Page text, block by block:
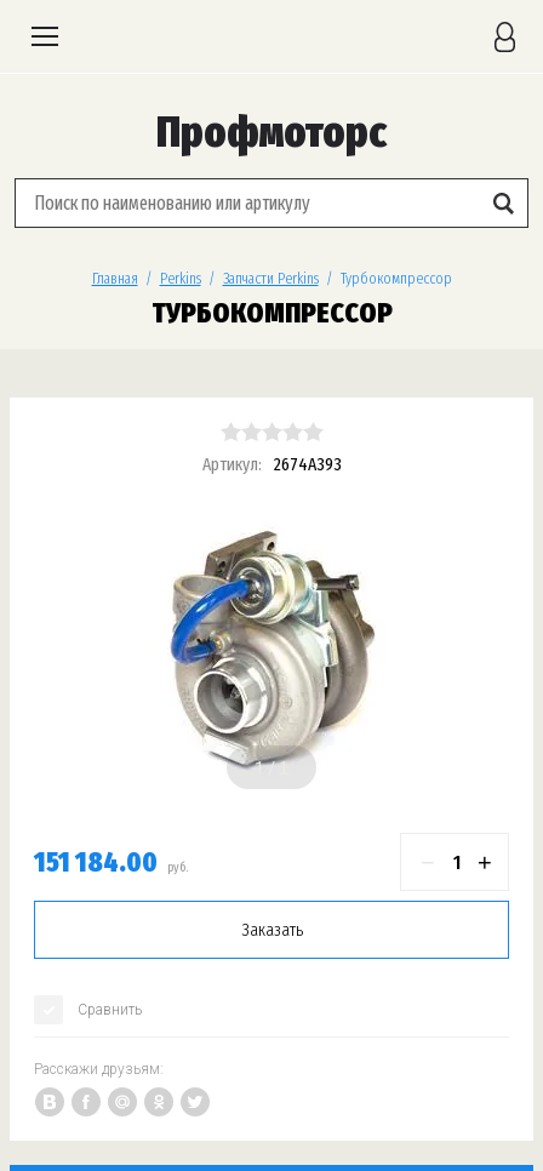
Профмоторс
Главная
  /
Perkins
  /
Запчасти Perkins
  /  Турбокомпрессор
ТУРБОКОМПРЕССОР
Артикул: 2674A393
1
151 184.00 руб. − +
Заказать
Сравнить
Расскажи друзьям: